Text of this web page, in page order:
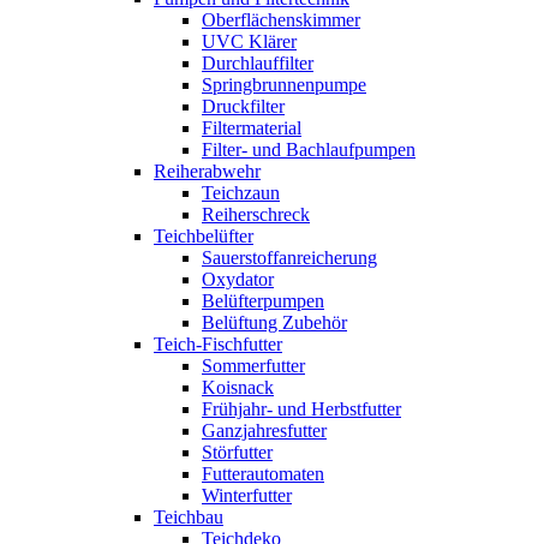
Oberflächenskimmer
UVC Klärer
Durchlauffilter
Springbrunnenpumpe
Druckfilter
Filtermaterial
Filter- und Bachlaufpumpen
Reiherabwehr
Teichzaun
Reiherschreck
Teichbelüfter
Sauerstoffanreicherung
Oxydator
Belüfterpumpen
Belüftung Zubehör
Teich-Fischfutter
Sommerfutter
Koisnack
Frühjahr- und Herbstfutter
Ganzjahresfutter
Störfutter
Futterautomaten
Winterfutter
Teichbau
Teichdeko